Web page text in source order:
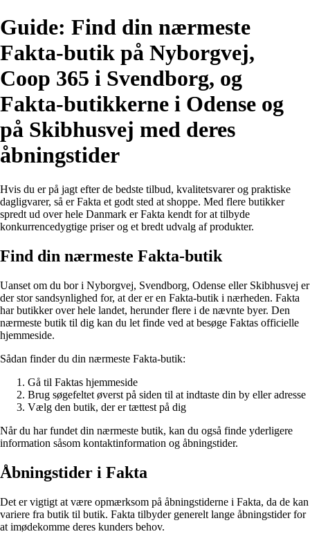
Guide: Find din nærmeste
Fakta-butik på Nyborgvej,
Coop 365 i Svendborg, og
Fakta-butikkerne i Odense og
på Skibhusvej med deres
åbningstider
Hvis du er på jagt efter de bedste tilbud, kvalitetsvarer og praktiske
dagligvarer, så er Fakta et godt sted at shoppe. Med flere butikker
spredt ud over hele Danmark er Fakta kendt for at tilbyde
konkurrencedygtige priser og et bredt udvalg af produkter.
Find din nærmeste Fakta-butik
Uanset om du bor i Nyborgvej, Svendborg, Odense eller Skibhusvej er
der stor sandsynlighed for, at der er en Fakta-butik i nærheden. Fakta
har butikker over hele landet, herunder flere i de nævnte byer. Den
nærmeste butik til dig kan du let finde ved at besøge Faktas officielle
hjemmeside.
Sådan finder du din nærmeste Fakta-butik:
Gå til Faktas hjemmeside
Brug søgefeltet øverst på siden til at indtaste din by eller adresse
Vælg den butik, der er tættest på dig
Når du har fundet din nærmeste butik, kan du også finde yderligere
information såsom kontaktinformation og åbningstider.
Åbningstider i Fakta
Det er vigtigt at være opmærksom på åbningstiderne i Fakta, da de kan
variere fra butik til butik. Fakta tilbyder generelt lange åbningstider for
at imødekomme deres kunders behov.